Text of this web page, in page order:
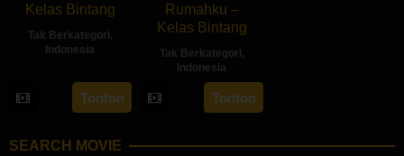
Kelas Bintang
Tak Berkategori,
Indonesia
Tonton
Rumahku –
Kelas Bintang
Tak Berkategori,
Indonesia
Tonton
SEARCH MOVIE